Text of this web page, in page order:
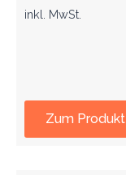
inkl. MwSt.
Zum Produkt